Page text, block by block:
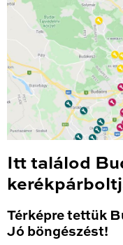
Itt találod
Térképre tettük
Jó böngészést!